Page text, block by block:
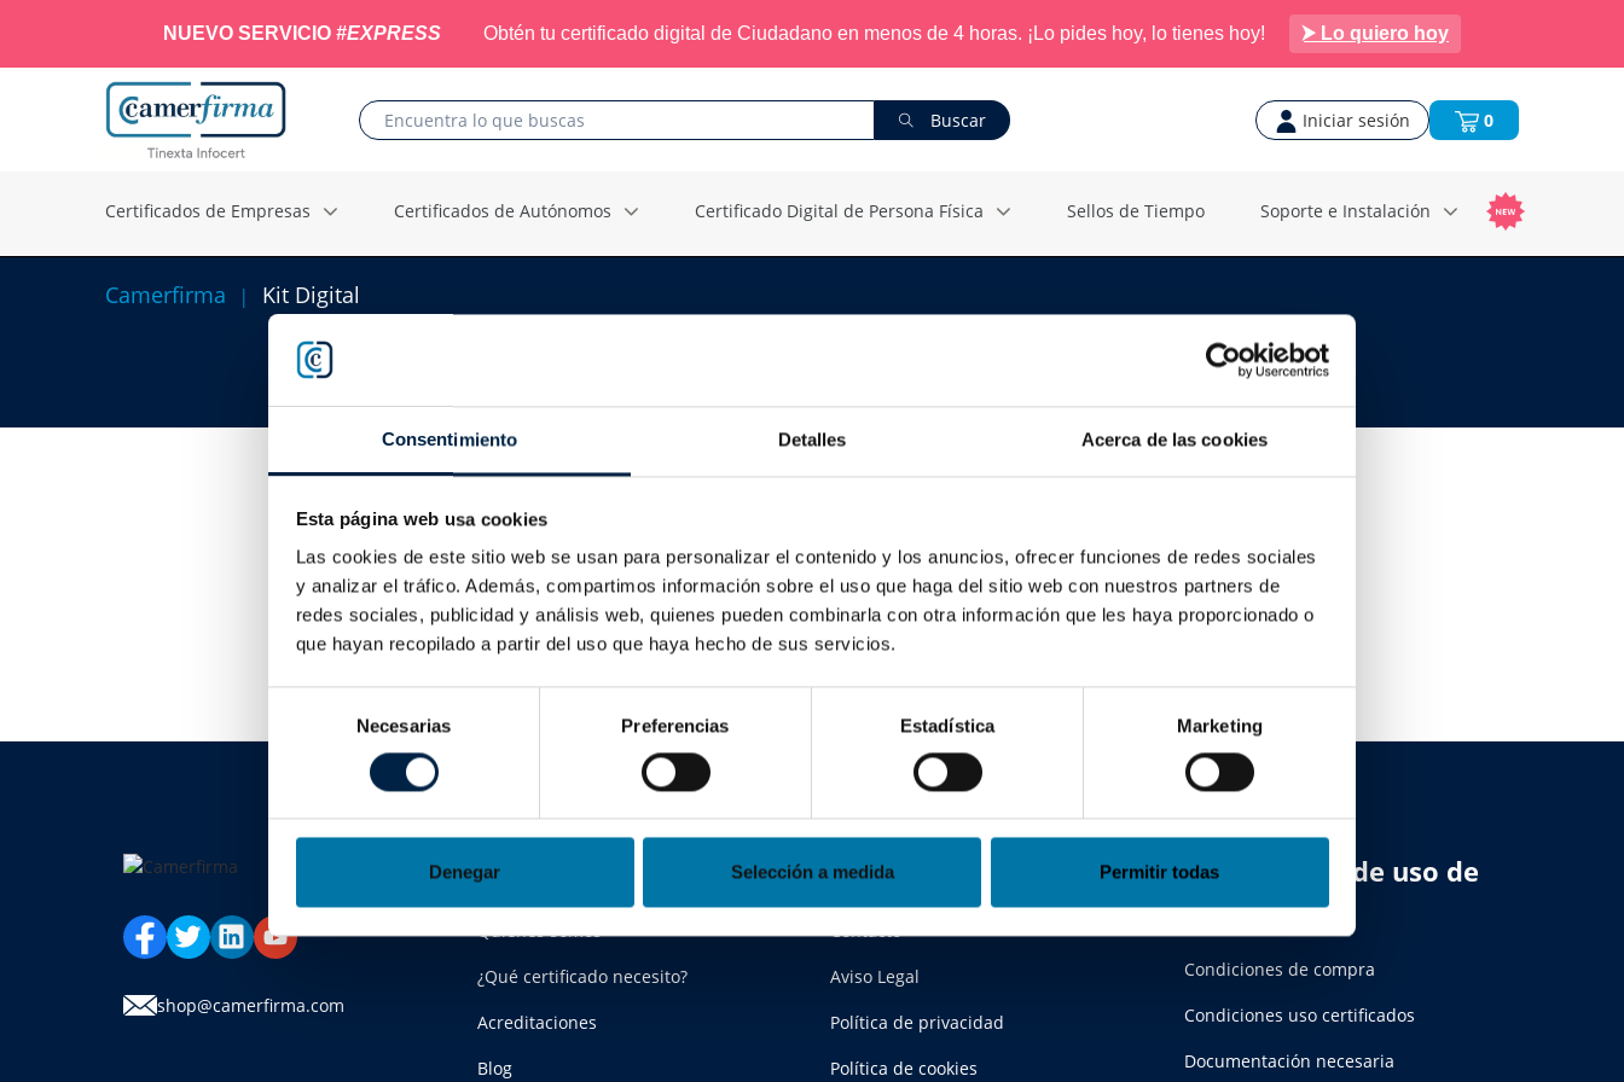
Consentimiento Detalles Acerca de las cookies
Esta página web usa cookies
Las cookies de este sitio web se usan para personalizar el contenido y los anuncios, ofrecer funciones de redes sociales
y analizar el tráfico. Además, compartimos información sobre el uso que haga del sitio web con nuestros partners de
redes sociales, publicidad y análisis web, quienes pueden combinarla con otra información que les haya proporcionado o
que hayan recopilado a partir del uso que haya hecho de sus servicios.
consentimiento
Necesarias Preferencias Estadística Marketing
Denegar Selección a medida Permitir todas
NUEVO SERVICIO #EXPRESS Obtén tu certificado digital de Ciudadano en menos de 4 horas. ¡Lo pides hoy, lo tienes hoy! ⮞ Lo quiero hoy
Buscar Iniciar sesión 0
Certificados de Empresas Certificados de Autónomos Certificado Digital de Persona Física Sellos de Tiempo Soporte e Instalación
Camerfirma Kit Digital
shop@camerfirma.com
Carmerfirma
Quienes somos
¿Qué certificado necesito?
Acreditaciones
Blog
Contacto y politicas
Contacto
Aviso Legal
Política de privacidad
Política de cookies
Condiciones de uso de
productos
Condiciones de compra
Condiciones uso certificados
Documentación necesaria